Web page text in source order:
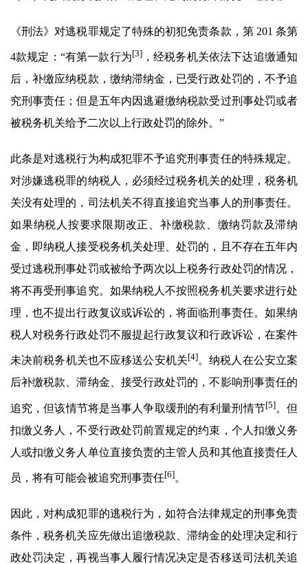
《刑法》对逃税罪规定了特殊的初犯免责条款，第 201 条第
4款规定：“有第一款行为[3]，经税务机关依法下达追缴通知
后，补缴应纳税款，缴纳滞纳金，已受行政处罚的，不予追
究刑事责任；但是五年内因逃避缴纳税款受过刑事处罚或者
被税务机关给予二次以上行政处罚的除外。”
此条是对逃税行为构成犯罪不予追究刑事责任的特殊规定。
对涉嫌逃税罪的纳税人，必须经过税务机关的处理，税务机
关没有处理的，司法机关不得直接追究当事人的刑事责任。
如果纳税人按要求限期改正、补缴税款、缴纳罚款及滞纳
金，即纳税人接受税务机关处理、处罚的，且不存在五年内
受过逃税刑事处罚或被给予两次以上税务行政处罚的情况，
将不再受刑事追究。如果纳税人不按照税务机关要求进行处
理，也不提出行政复议或诉讼的，将面临刑事责任。如果纳
税人对税务行政处罚不服提起行政复议和行政诉讼，在案件
未决前税务机关也不应移送公安机关[4]。纳税人在公安立案
后补缴税款、滞纳金、接受行政处罚的，不影响刑事责任的
追究，但该情节将是当事人争取缓刑的有利量刑情节[5]。但
扣缴义务人，不受行政处罚前置规定的约束，个人扣缴义务
人或扣缴义务人单位直接负责的主管人员和其他直接责任人
员，将有可能会被追究刑事责任[6]。
因此，对构成犯罪的逃税行为，如符合法律规定的刑事免责
条件，税务机关应先做出追缴税款、滞纳金的处理决定和行
政处罚决定，再视当事人履行情况决定是否移送司法机关追